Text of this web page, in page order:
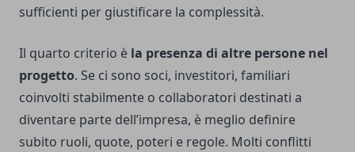
sufficienti per giustificare la complessità.
Il quarto criterio è la presenza di altre persone nel
progetto. Se ci sono soci, investitori, familiari
coinvolti stabilmente o collaboratori destinati a
diventare parte dell’impresa, è meglio definire
subito ruoli, quote, poteri e regole. Molti conflitti